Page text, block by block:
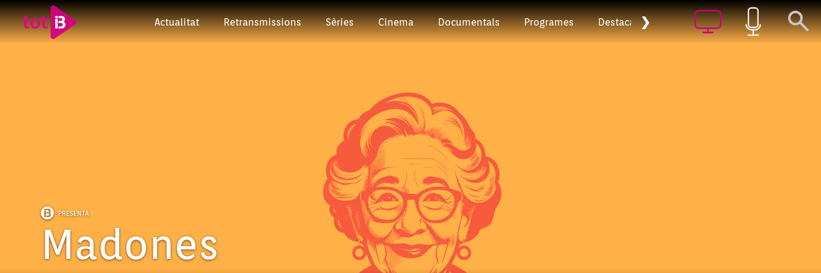
Actualitat Retransmissions Sèries Cinema Documentals Programes Destacat Arxiu
❯
PRESENTA
Madones
Episodi: 22
Episodi: 21